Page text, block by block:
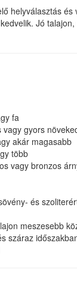
helyválasztás
Jó
fa
gyors
akár magasabb
több
vagy bronzos
és
meszesebb
száraz